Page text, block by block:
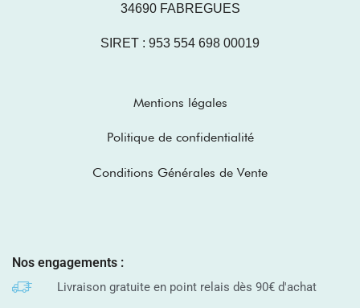
34690 FABREGUES
SIRET : 953 554 698 00019
Mentions légales
Politique de confidentialité
Conditions Générales de Vente
Nos engagements :
Livraison gratuite en point relais dès 90€ d'achat